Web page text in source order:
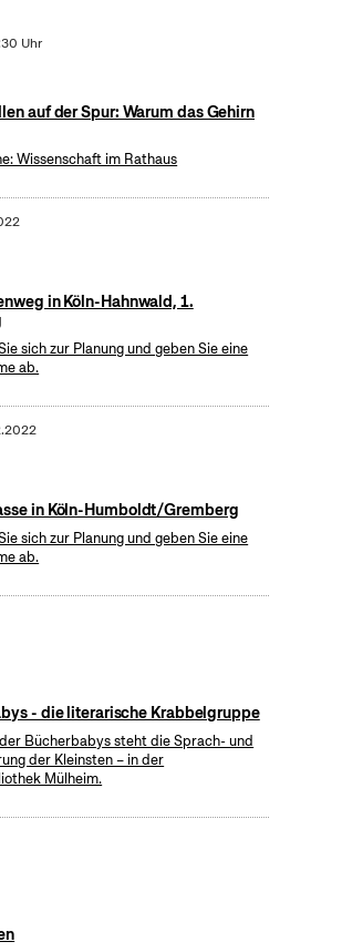
Uhr
auf der Spur: Warum das Gehirn
Wissenschaft im Rathaus
in Köln-Hahnwald, 1.
sich zur Planung und geben Sie eine
ab.
in Köln-Humboldt/Gremberg
sich zur Planung und geben Sie eine
ab.
- die literarische Krabbelgruppe
Bücherbabys steht die Sprach- und
der Kleinsten – in der
Mülheim.